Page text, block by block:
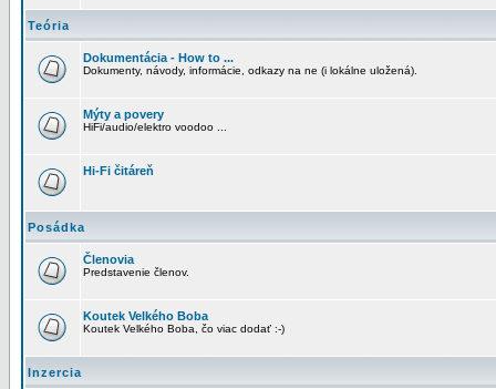
Teória
Dokumentácia - How to ...
Dokumenty, návody, informácie, odkazy na ne (i lokálne uložená).
Mýty a povery
HiFi/audio/elektro voodoo ...
Hi-Fi čitáreň
Posádka
Členovia
Predstavenie členov.
Koutek Velkého Boba
Koutek Velkého Boba, čo viac dodať :-)
Inzercia